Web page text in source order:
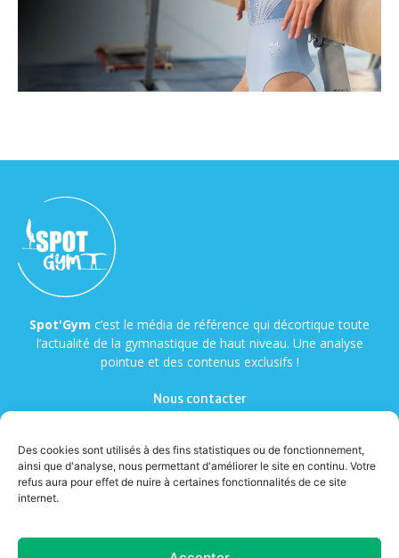
Des cookies sont utilisés à des fins statistiques ou de fonctionnement,
ainsi que d'analyse, nous permettant d'améliorer le site en continu. Votre
refus aura pour effet de nuire à certaines fonctionnalités de ce site
internet.
Spot'Gym c’est le média de référence qui décortique toute
l’actualité de la gymnastique de haut niveau. Une analyse
pointue et des contenus exclusifs !
Nous contacter